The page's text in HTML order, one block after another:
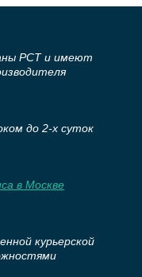
РСТ и имеют
до 2-х суток
в Москве
курьерской